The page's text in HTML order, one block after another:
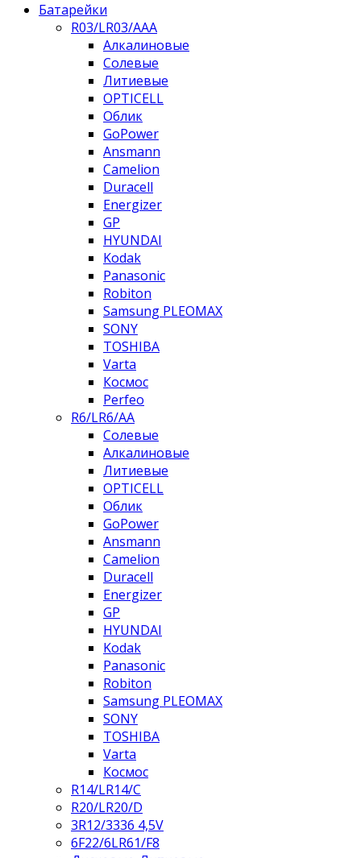
Батарейки
R03/LR03/AAA
Алкалиновые
Солевые
Литиевые
OPTICELL
Облик
GoPower
Ansmann
Camelion
Duracell
Energizer
GP
HYUNDAI
Kodak
Panasonic
Robiton
Samsung PLEOMAX
SONY
TOSHIBA
Varta
Космос
Perfeo
R6/LR6/AA
Солевые
Алкалиновые
Литиевые
OPTICELL
Облик
GoPower
Ansmann
Camelion
Duracell
Energizer
GP
HYUNDAI
Kodak
Panasonic
Robiton
Samsung PLEOMAX
SONY
TOSHIBA
Varta
Космос
R14/LR14/C
R20/LR20/D
3R12/3336 4,5V
6F22/6LR61/F8